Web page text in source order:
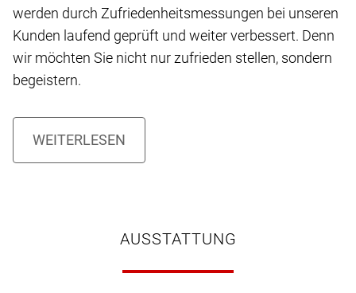
werden durch Zufriedenheitsmessungen bei unseren
Kunden laufend geprüft und weiter verbessert. Denn
wir möchten Sie nicht nur zufrieden stellen, sondern
begeistern.
AUSSTATTUNG